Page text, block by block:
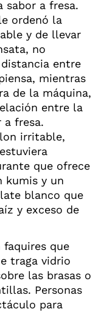
sabor a fresa.
ordenó la
y de llevar
no
entre
mientras
de la máquina,
entre la
a fresa.
irritable,
que ofrece
kumis y un
blanco que
y exceso de
faquires que
traga vidrio
las brasas o
Personas
para